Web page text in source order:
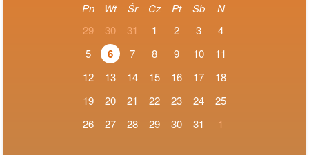
Pn Wt Śr Cz Pt Sb
N
29
30 31 1 2 3
4
5
6 7 8 9 10
11
12
13 14 15 16 17
18
19
20 21 22 23 24
25
26
27 28 29 30 31 1